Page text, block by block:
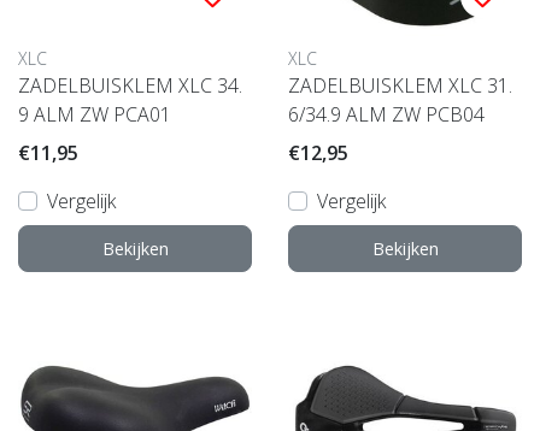
XLC
ZADELBUISKLEM XLC 34.
9 ALM ZW PCA01
€11,95
Vergelijk
Bekijken
XLC
ZADELBUISKLEM XLC 31.
6/34.9 ALM ZW PCB04
€12,95
Vergelijk
Bekijken